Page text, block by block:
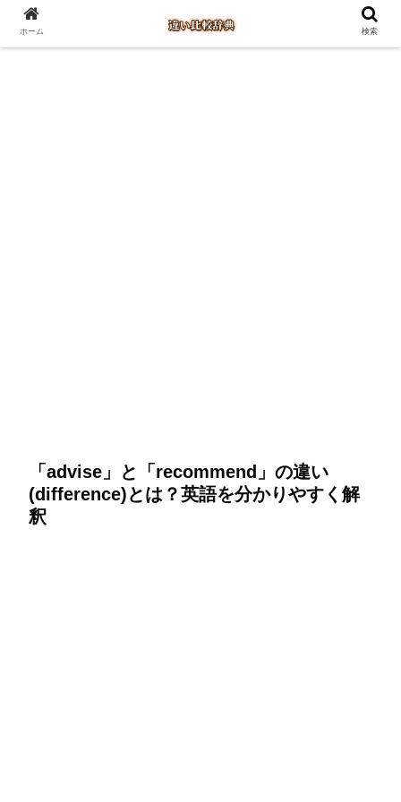
「advise」と「recommend」の違い
(difference)とは？英語を分かりやすく解
釈
ホーム 検索